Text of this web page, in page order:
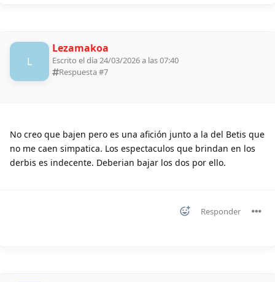
L
Lezamakoa
Escrito el día 24/03/2026 a las 07:40
Respuesta #7
No creo que bajen pero es una afición junto a la del Betis que
no me caen simpatica. Los espectaculos que brindan en los
derbis es indecente. Deberian bajar los dos por ello.
Responder